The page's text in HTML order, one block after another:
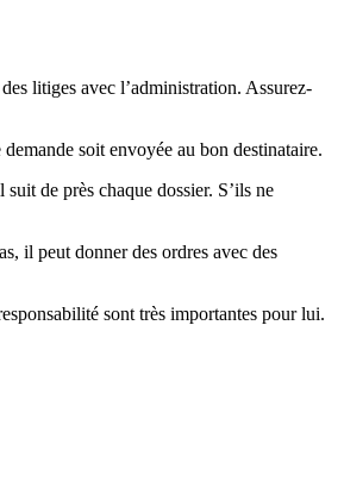
litiges avec l’administration. Assurez-
soit envoyée au bon destinataire.
de près chaque dossier. S’ils ne
il peut donner des ordres avec des
sont très importantes pour lui.